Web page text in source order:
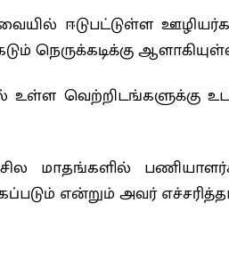
ஈடுபட்டுள்ள
நெருக்கடிக்கு
வெற்றிடங்களுக்கு
மாதங்களில்
என்றும் அவர்